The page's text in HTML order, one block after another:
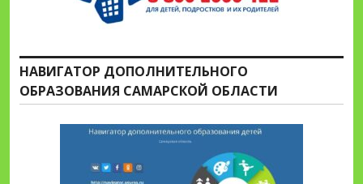
НАВИГАТОР ДОПОЛНИТЕЛЬНОГО
ОБРАЗОВАНИЯ САМАРСКОЙ ОБЛАСТИ